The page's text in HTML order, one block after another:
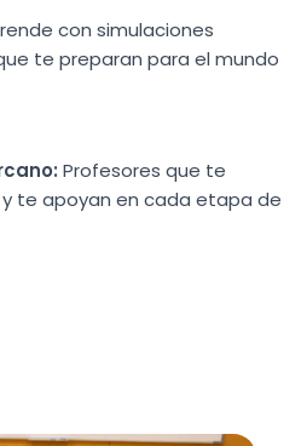
con simulaciones
te preparan para el mundo
Profesores que te
te apoyan en cada etapa de